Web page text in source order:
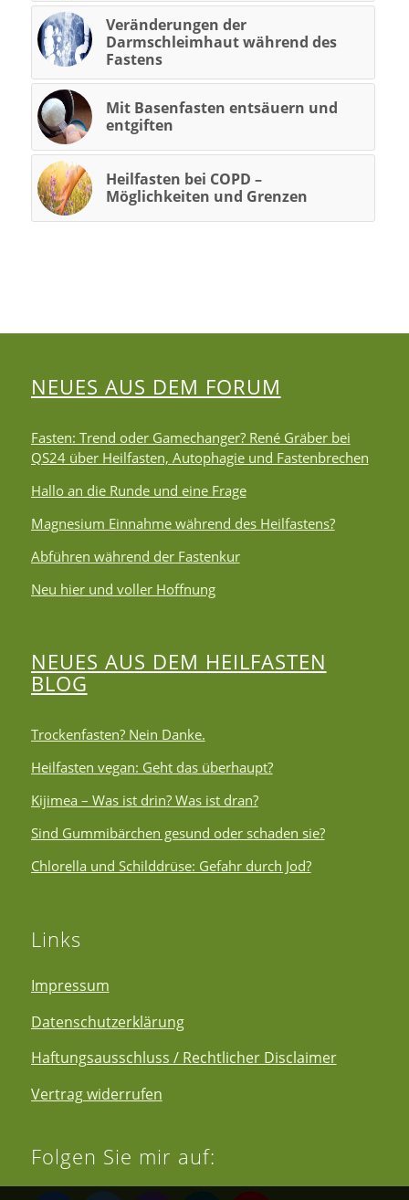
Veränderungen der
Darmschleimhaut während des
Fastens
Mit Basenfasten entsäuern und
entgiften
Heilfasten bei COPD –
Möglichkeiten und Grenzen
NEUES AUS DEM FORUM
Fasten: Trend oder Gamechanger? René Gräber bei
QS24 über Heilfasten, Autophagie und Fastenbrechen
Hallo an die Runde und eine Frage
Magnesium Einnahme während des Heilfastens?
Abführen während der Fastenkur
Neu hier und voller Hoffnung
NEUES AUS DEM HEILFASTEN
BLOG
Trockenfasten? Nein Danke.
Heilfasten vegan: Geht das überhaupt?
Kijimea – Was ist drin? Was ist dran?
Sind Gummibärchen gesund oder schaden sie?
Chlorella und Schilddrüse: Gefahr durch Jod?
Links
Impressum
Datenschutzerklärung
Haftungsausschluss / Rechtlicher Disclaimer
Vertrag widerrufen
Folgen Sie mir auf: